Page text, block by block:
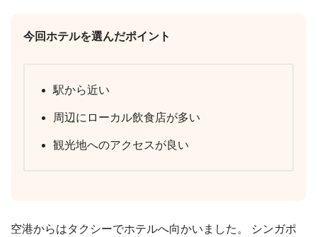
今回ホテルを選んだポイント
駅から近い
周辺にローカル飲食店が多い
観光地へのアクセスが良い
空港からはタクシーでホテルへ向かいました。 シンガポ